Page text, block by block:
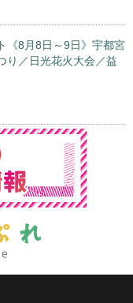
《8月8日～9日》宇都宮
り／日光花火大会／益